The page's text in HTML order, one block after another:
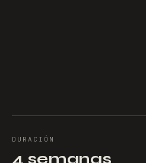
DURACIÓN
4 semanas